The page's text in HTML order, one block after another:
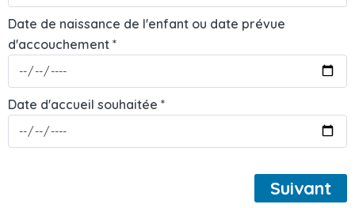
Date de naissance de l'enfant ou date prévue
d'accouchement *
Date d'accueil souhaitée *
Suivant